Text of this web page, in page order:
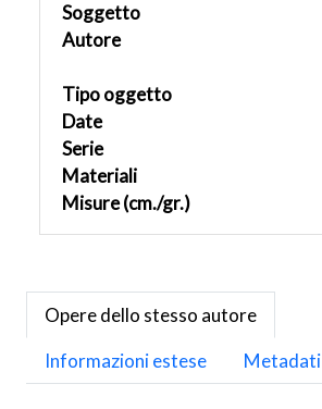
Soggetto
Autore
Tipo oggetto
Date
Serie
Materiali
Misure (cm./gr.)
Opere dello stesso autore
Informazioni estese
Metadati